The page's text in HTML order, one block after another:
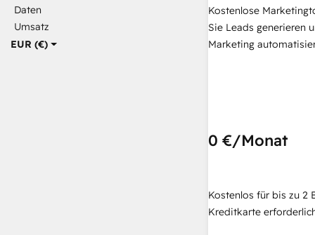
EUR (€)
Daten
Umsatz
Kostenlose
Sie Leads generieren
Marketing
0 €/Monat
Kostenlos für bis zu 2
Kreditkarte